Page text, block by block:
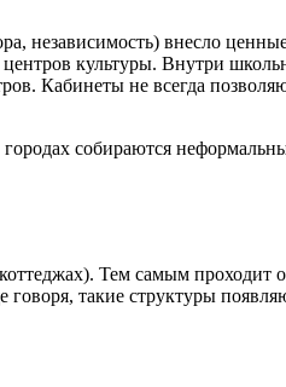
независимость) внесло
культуры. Внутри
Кабинеты не всегда
собираются
Тем самым проходит
такие структуры